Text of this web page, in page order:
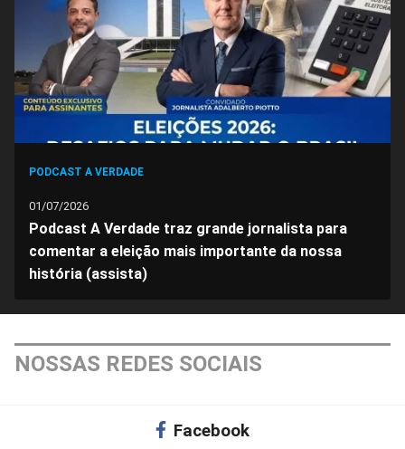
FacebookWhatsappTwitterMessengerTelegramGettr
PODCAST A VERDADE
01/07/2026
Podcast A Verdade traz grande jornalista para
comentar a eleição mais importante da nossa
história (assista)
NOSSAS REDES SOCIAIS
Facebook